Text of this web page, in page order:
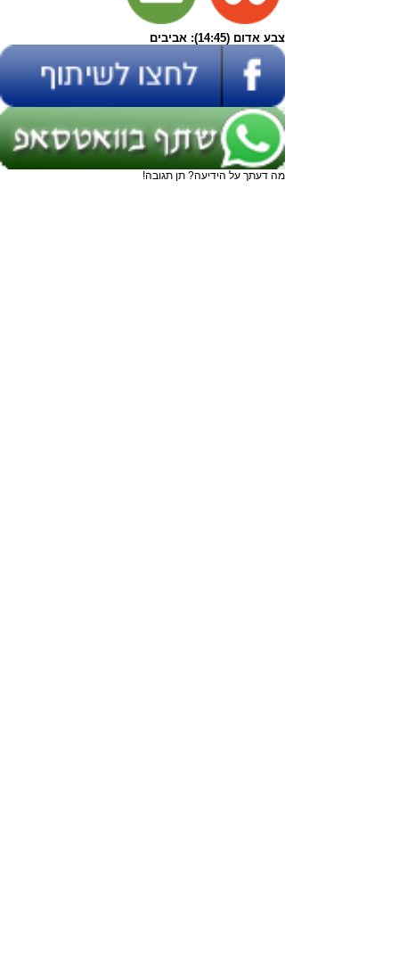
צבע אדום (14:45): אביבים
מה דעתך על הידיעה? תן תגובה!